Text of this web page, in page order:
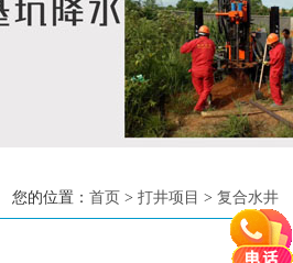
您的位置： 首页 > 打井项目 > 复合水井